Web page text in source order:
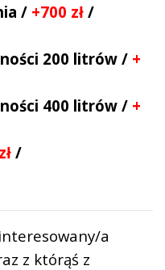
/ +700 zł /
200 litrów / +
400 litrów / +
/
a
z którąś z